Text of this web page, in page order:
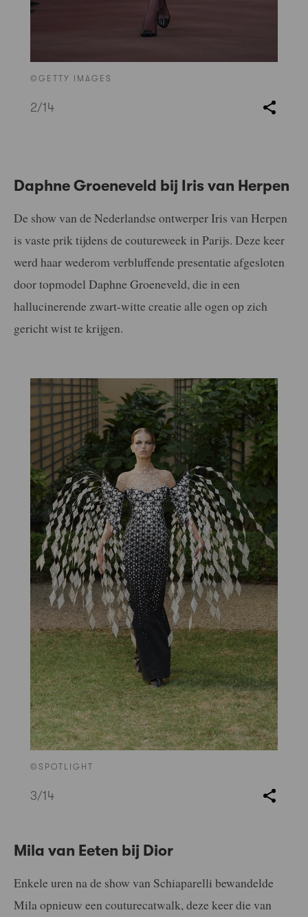
©GETTY IMAGES
2/14
Daphne Groeneveld bij Iris van Herpen
De show van de Nederlandse ontwerper Iris van Herpen
is vaste prik tijdens de coutureweek in Parijs. Deze keer
werd haar wederom verbluffende presentatie afgesloten
door topmodel Daphne Groeneveld, die in een
hallucinerende zwart-witte creatie alle ogen op zich
gericht wist te krijgen.
©SPOTLIGHT
3/14
Mila van Eeten bij Dior
Enkele uren na de show van Schiaparelli bewandelde
Mila opnieuw een couturecatwalk, deze keer die van